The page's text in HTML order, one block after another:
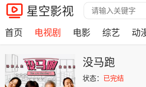
星空影视
首页 电视剧 电影 综艺 动
没马跑
状态： 已完结